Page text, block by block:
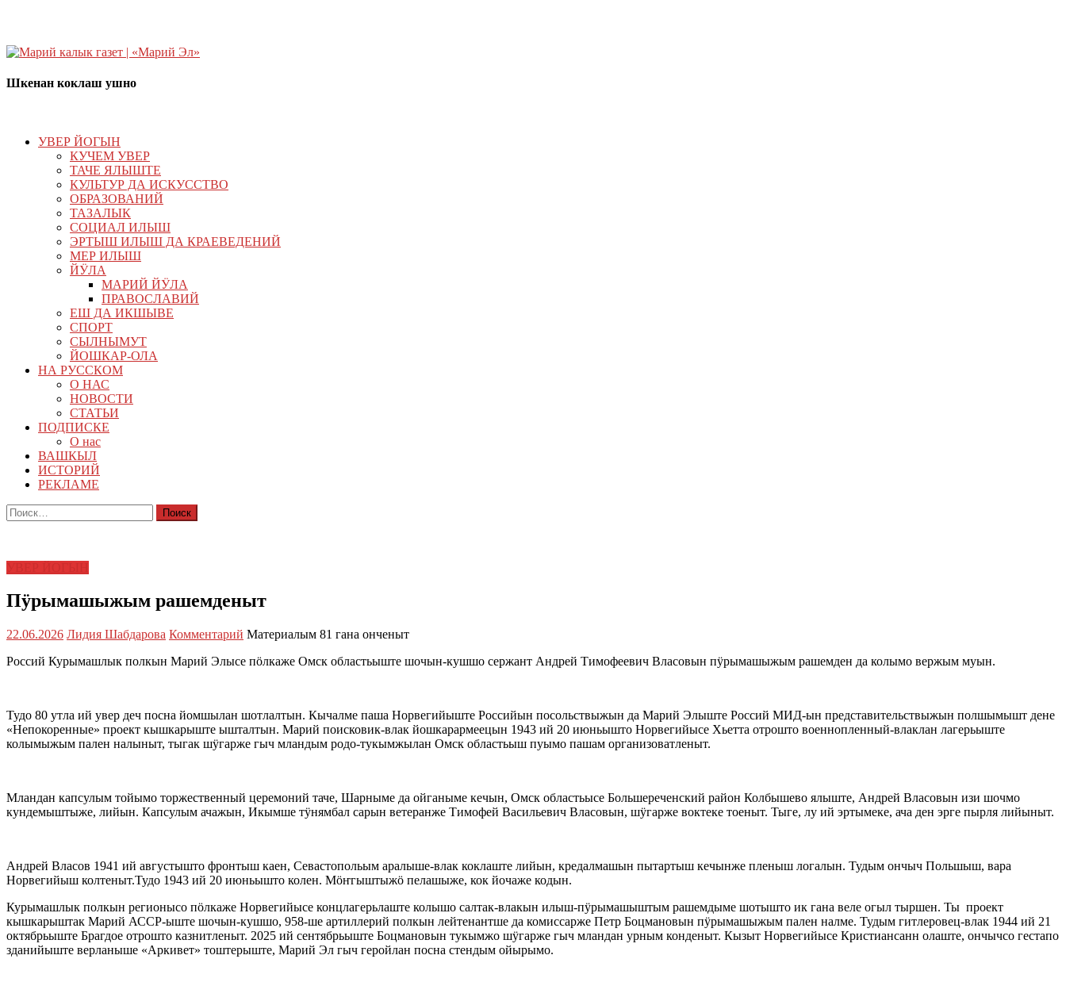
Шкенан коклаш ушно
УВЕР ЙОГЫН
КУЧЕМ УВЕР
ТАЧЕ ЯЛЫШТЕ
КУЛЬТУР ДА ИСКУССТВО
ОБРАЗОВАНИЙ
ТАЗАЛЫК
СОЦИАЛ ИЛЫШ
ЭРТЫШ ИЛЫШ ДА КРАЕВЕДЕНИЙ
МЕР ИЛЫШ
ЙӰЛА
МАРИЙ ЙӰЛА
ПРАВОСЛАВИЙ
ЕШ ДА ИКШЫВЕ
СПОРТ
СЫЛНЫМУТ
ЙОШКАР-ОЛА
НА РУССКОМ
О НАС
НОВОСТИ
СТАТЬИ
ПОДПИСКЕ
О нас
ВАШКЫЛ
ИСТОРИЙ
РЕКЛАМЕ
Найти:
Пӱрымашыжым рашемденыт
22.06.2026 Лидия Шабдарова Комментарий Материалым 81 гана онченыт
Россий Курымашлык полкын Марий Элысе пӧлкаже Омск областьыште шочын-кушшо сержант Андрей Тимофеевич Власовын пӱрымашыжым рашемден да колымо вержым муын.
Тудо 80 утла ий увер деч посна йомшылан шотлалтын. Кычалме паша Норвегийыште Российын посольствыжын да Марий Элыште Россий МИД-ын представительствыжын полшымышт дене
«Непокоренные» проект кышкарыште ышталтын. Марий поисковик-влак йошкарармеецын 1943 ий 20 июньышто Норвегийысе Хьетта отрошто военнопленный-влаклан лагерьыште
колымыжым пален налыныт, тыгак шӱгарже гыч мландым родо-тукымжылан Омск областьыш пуымо пашам организоватленыт.
Мландан капсулым тойымо торжественный церемоний таче, Шарныме да ойганыме кечын, Омск областьысе Большереченский район Колбышево ялыште, Андрей Власовын изи шочмо
кундемыштыже, лийын. Капсулым ачажын, Икымше тӱнямбал сарын ветеранже Тимофей Васильевич Власовын, шӱгарже воктеке тоеныт. Тыге, лу ий эртымеке, ача ден эрге пырля лийыныт.
Андрей Власов 1941 ий августышто фронтыш каен, Севастопольым аралыше-влак коклаште лийын, кредалмашын пытартыш кечынже пленыш логалын. Тудым ончыч Польшыш, вара
Норвегийыш колтеныт.Тудо 1943 ий 20 июньышто колен. Мӧҥгыштыжӧ пелашыже, кок йочаже кодын.
Курымашлык полкын регионысо пӧлкаже Норвегийысе концлагерьлаште колышо салтак-влакын илыш-пӱрымашыштым рашемдыме шотышто ик гана веле огыл тыршен. Ты проект
кышкарыштак Марий АССР-ыште шочын-кушшо, 958-ше артиллерий полкын лейтенантше да комиссарже Петр Боцмановын пӱрымашыжым пален налме. Тудым гитлеровец-влак 1944 ий 21
октябрьыште Брагдое отрошто казнитленыт. 2025 ий сентябрьыште Боцмановын тукымжо шӱгарже гыч мландан урным конденыт. Кызыт Норвегийысе Кристиансанн олаште, ончычсо гестапо
зданийыште верланыше «Аркивет» тоштерыште, Марий Эл гыч геройлан посна стендым ойырымо.